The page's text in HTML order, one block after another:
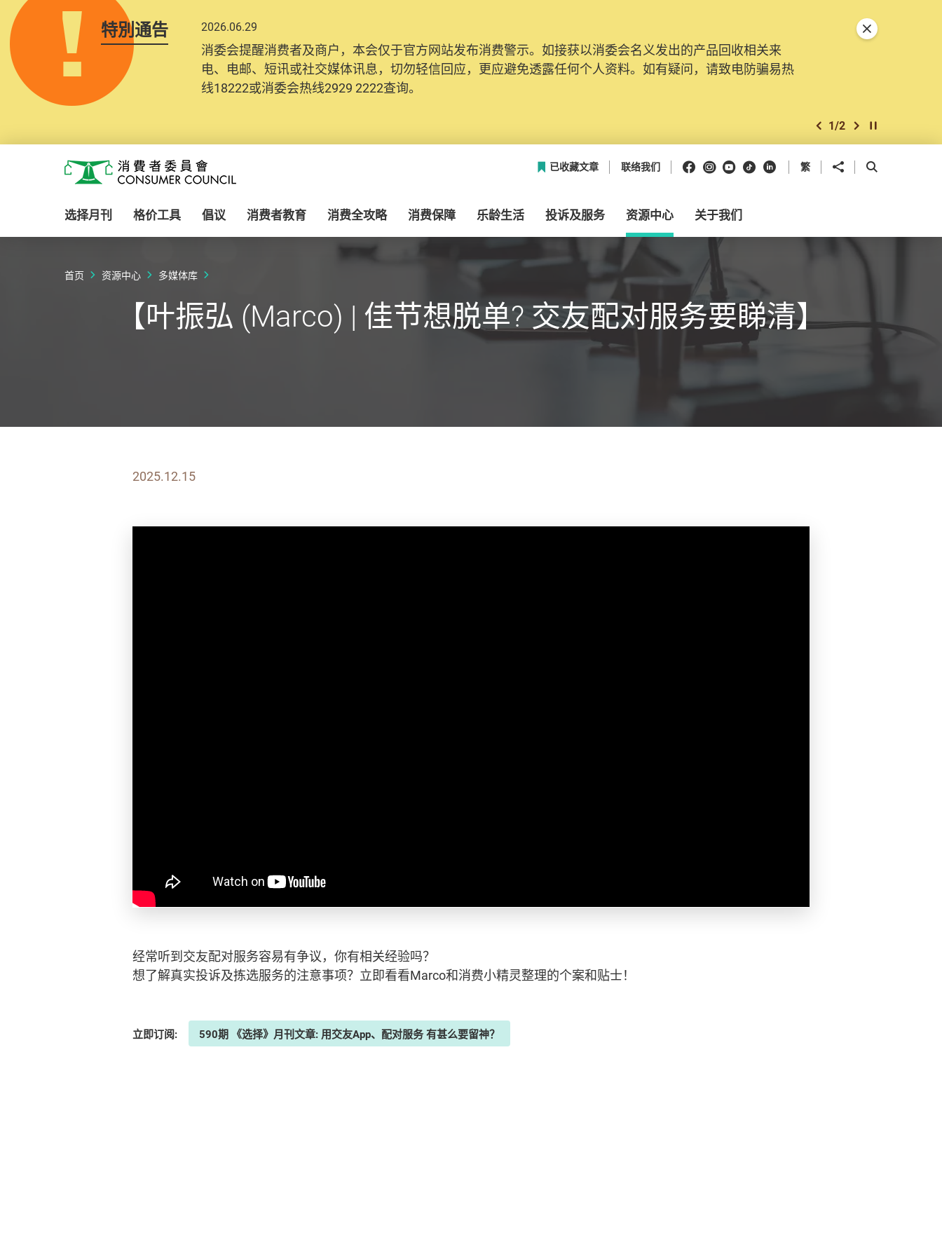
特別通告 2026.06.29
消委会提醒消费者及商户，本会仅于官方网站发布消费警示。如接获以消委会名义发出的产品回收相关来
电、电邮、短讯或社交媒体讯息，切勿轻信回应，更应避免透露任何个人资料。如有疑问，请致电防骗易热
线18222或消委会热线2929 2222查询。
上一个
1/2 下一个开始/暂停幻灯
关闭特別通告
消费者委员会
已收藏文章 联络我们 Facebook
Instagram
Youtube
抖音领英 繁 分享到 开启搜寻框
选择月刊 格价工具 倡议 消费者教育 消费全攻略 消费保障 乐龄生活 投诉及服务 资源中心 关于我们
首页 资源中心 多媒体库
【叶振弘 (Marco) | 佳节想脱单? 交友配对服务要睇清】
2025.12.15
经常听到交友配对服务容易有争议，你有相关经验吗？
想了解真实投诉及拣选服务的注意事项？立即看看Marco和消费小精灵整理的个案和贴士！
立即订阅: 590期 《选择》月刊文章: 用交友App、配对服务 有甚么要留神？